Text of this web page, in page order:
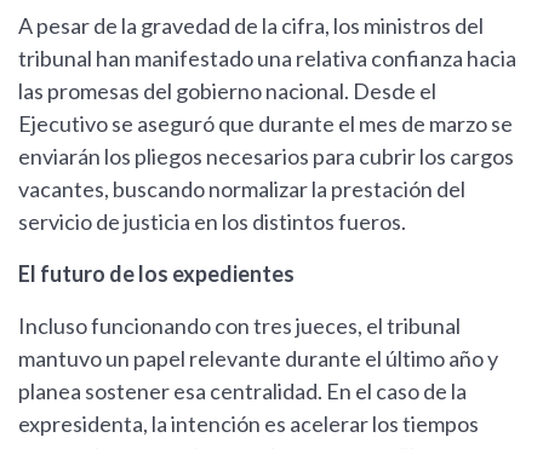
A pesar de la gravedad de la cifra, los ministros del
tribunal han manifestado una relativa confianza hacia
las promesas del gobierno nacional. Desde el
Ejecutivo se aseguró que durante el mes de marzo se
enviarán los pliegos necesarios para cubrir los cargos
vacantes, buscando normalizar la prestación del
servicio de justicia en los distintos fueros.
El futuro de los expedientes
Incluso funcionando con tres jueces, el tribunal
mantuvo un papel relevante durante el último año y
planea sostener esa centralidad. En el caso de la
expresidenta, la intención es acelerar los tiempos